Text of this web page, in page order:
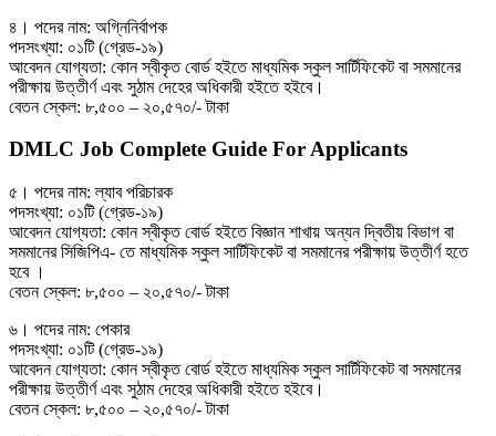
৪। পদের নাম: অগ্নিনির্বাপক
পদসংখ্যা: ০১টি (গ্রেড-১৯)
আবেদন যোগ্যতা: কোন স্বীকৃত বাের্ড হইতে মাধ্যমিক স্কুল সার্টিফিকেট বা সমমানের
পরীক্ষায় উত্তীর্ণ এবং সুঠাম দেহের অধিকারী হইতে হইবে।
বেতন স্কেল: ৮,৫০০ – ২০,৫৭০/- টাকা
DMLC Job Complete Guide For Applicants
৫। পদের নাম: ল্যাব পরিচারক
পদসংখ্যা: ০১টি (গ্রেড-১৯)
আবেদন যোগ্যতা: কোন স্বীকৃত বাের্ড হইতে বিজ্ঞান শাখায় অন্যন দ্বিতীয় বিভাগ বা
সমমানের সিজিপিএ- তে মাধ্যমিক স্কুল সার্টিফিকেট বা সমমানের পরীক্ষায় উত্তীর্ণ হতে
হবে ।
বেতন স্কেল: ৮,৫০০ – ২০,৫৭০/- টাকা
৬। পদের নাম: পেকার
পদসংখ্যা: ০১টি (গ্রেড-১৯)
আবেদন যোগ্যতা: কোন স্বীকৃত বাের্ড হইতে মাধ্যমিক স্কুল সার্টিফিকেট বা সমমানের
পরীক্ষায় উত্তীর্ণ এবং সুঠাম দেহের অধিকারী হইতে হইবে।
বেতন স্কেল: ৮,৫০০ – ২০,৫৭০/- টাকা